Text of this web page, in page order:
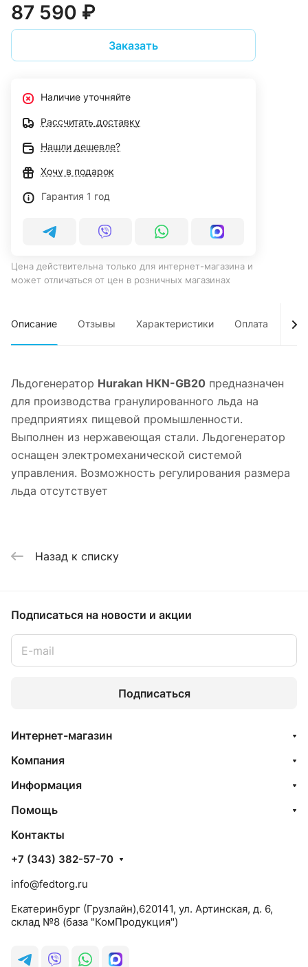
87 590 ₽
Заказать
Наличие уточняйте
Рассчитать доставку
Нашли дешевле?
Хочу в подарок
Гарантия 1 год
Цена действительна только для интернет-магазина и
может отличаться от цен в розничных магазинах
Описание Отзывы Характеристики Оплата
Льдогенератор Hurakan HKN-GB20 предназначен
для производства гранулированного льда на
предприятиях пищевой промышленности.
Выполнен из нержавеющая стали. Льдогенератор
оснащен электромеханической системой
управления. Возможность регулирования размера
льда отсутствует
Назад к списку
Подписаться на новости и акции
Подписаться
Интернет-магазин
Компания
Информация
Помощь
Контакты
+7 (343) 382-57-70
info@fedtorg.ru
Екатеринбург (Грузлайн),620141, ул. Артинская, д. 6,
склад №8 (база "КомПродукция")